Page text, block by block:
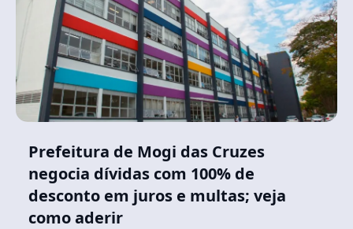
Prefeitura de Mogi das Cruzes
negocia dívidas com 100% de
desconto em juros e multas; veja
como aderir